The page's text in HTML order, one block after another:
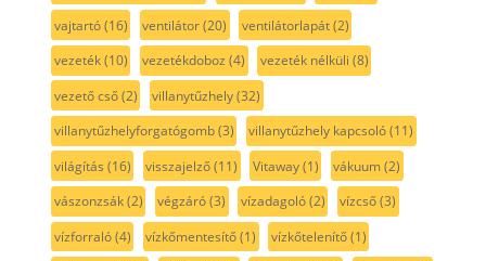
vajtartó(16) ventilátor(20) ventilátorlapát(2)
vezeték(10) vezetékdoboz (4) vezeték nélküli (8)
vezető cső(2) villanytűzhely(32)
villanytűzhelyforgatógomb(3) villanytűzhely kapcsoló(11)
világítás (16) visszajelző(11) Vitaway(1) vákuum(2)
vászonzsák(2) végzáró(3) vízadagoló(2) vízcső(3)
vízforraló(4) vízkőmentesítő(1) vízkőtelenítő(1)